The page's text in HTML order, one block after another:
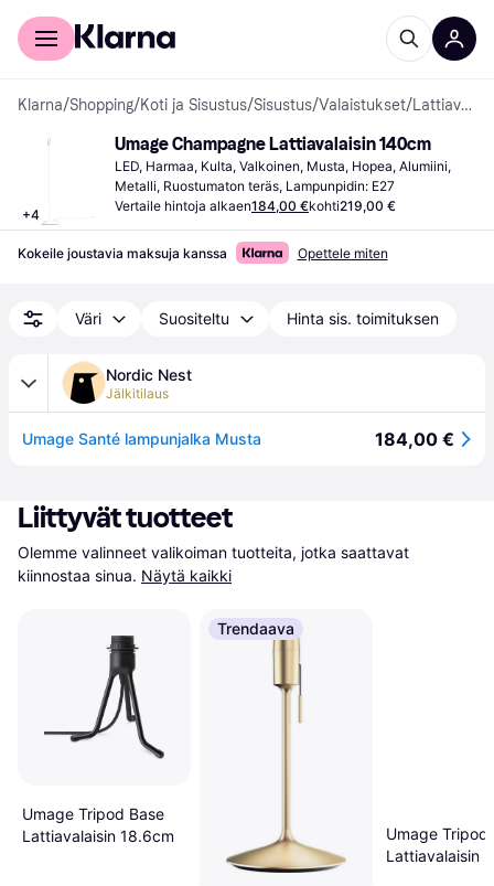
Kuluttajille
Klarna/Shopping/Koti ja Sisustus/Sisustus/Valaistukset/ Lattiavalaisimet
+4
Umage Champagne Lattiavalaisin 140cm
LED, Harmaa, Kulta, Valkoinen, Musta, Hopea, Alumiini,
Metalli, Ruostumaton teräs, Lampunpidin: E27
Vertaile hintoja alkaen184,00 €kohti219,00 €
Kokeile joustavia maksuja kanssa Opettele miten
Väri Suositeltu Hinta sis. toimituksen
Nordic Nest
Jälkitilaus
Umage Santé lampunjalka Musta 184,00 €
Liittyvät tuotteet
Olemme valinneet valikoiman tuotteita, jotka saattavat
kiinnostaa sinua. Näytä kaikki
Umage Tripod Base
Lattiavalaisin 18.6cm
Trendaava
Umage Tripod
Lattiavalaisin